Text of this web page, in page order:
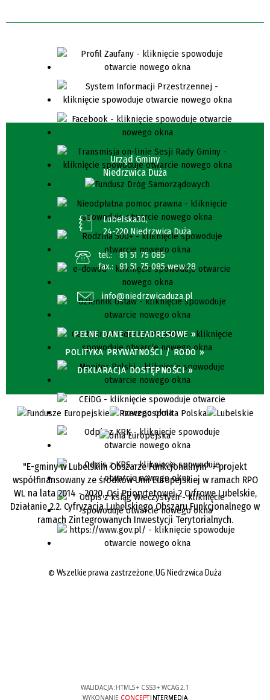
Urząd Gminy
Niedrzwica Duża
Lubelska30,
24-220 Niedrzwica Duża
tel.:
81 51 75 085
fax.:
81 51 75 085 wew.28
info@niedrzwicaduza.pl
PEŁNE DANE TELEADRESOWE »
POLITYKA PRYWATNOŚCI / RODO »
DEKLARACJA DOSTĘPNOŚCI »
"E-gminy w Lubelskim Obszarze Funkcjonalnym" - projekt
współfinansowany ze środków Unii Europejskiej w ramach RPO
WL na lata 2014 - 2020, Osi Priorytetowej 2 Cyfrowe Lubelskie,
Działanie 2.2. Cyfryzacja Lubelskiego Obszaru Funkcjonalnego w
ramach Zintegrowanych Inwestycji Terytorialnych.
©Wszelkie prawa zastrzeżone, UG Niedrzwica Duża
WALIDACJA: HTML5+ CSS3+ WCAG 2.1
WYKONANIE CONCEPTINTERMEDIA